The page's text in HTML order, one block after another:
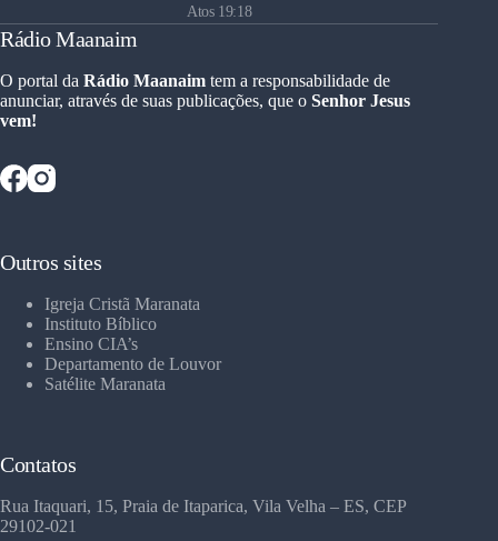
Atos 19:18
Rádio Maanaim
O portal da Rádio Maanaim tem a responsabilidade de
anunciar, através de suas publicações, que o Senhor Jesus
vem!
Outros sites
Igreja Cristã Maranata
Instituto Bíblico
Ensino CIA’s
Departamento de Louvor
Satélite Maranata
Contatos
Rua Itaquari, 15, Praia de Itaparica, Vila Velha – ES, CEP
29102-021